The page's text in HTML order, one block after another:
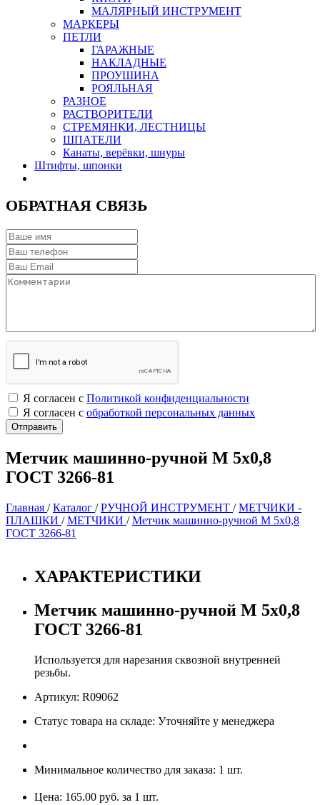
МАЛЯРНЫЙ ИНСТРУМЕНТ
МАРКЕРЫ
ПЕТЛИ
ГАРАЖНЫЕ
НАКЛАДНЫЕ
ПРОУШИНА
РОЯЛЬНАЯ
РАЗНОЕ
РАСТВОРИТЕЛИ
СТРЕМЯНКИ, ЛЕСТНИЦЫ
ШПАТЕЛИ
Канаты, верёвки, шнуры
Штифты, шпонки
ОБРАТНАЯ СВЯЗЬ
Я согласен с Политикой конфиденциальности
Я согласен с обработкой персональных данных
Метчик машинно-ручной М 5х0,8
ГОСТ 3266-81
Главная /Каталог /РУЧНОЙ ИНСТРУМЕНТ /МЕТЧИКИ -
ПЛАШКИ /МЕТЧИКИ /Метчик машинно-ручной М 5х0,8
ГОСТ 3266-81
ХАРАКТЕРИСТИКИ
Метчик машинно-ручной М 5х0,8
ГОСТ 3266-81
Используется для нарезания сквозной внутренней
резьбы.
Артикул: R09062
Статус товара на складе: Уточняйте у менеджера
Минимальное количество для заказа: 1 шт.
Цена: 165.00 руб. за 1 шт.